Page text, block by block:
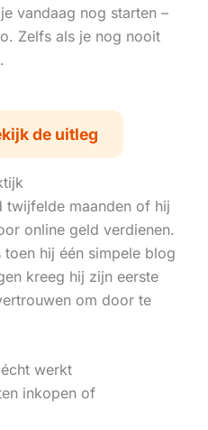
vandaag nog starten –
Zelfs als je nog nooit
de uitleg
twijfelde maanden of hij
online geld verdienen.
hij één simpele blog
kreeg hij zijn eerste
om door te
werkt
inkopen of